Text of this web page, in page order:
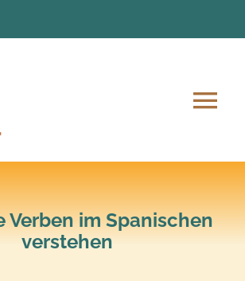
Ablauf
Verben im Spanischen
verstehen